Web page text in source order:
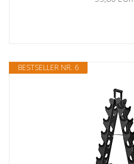
BESTSELLER NR. 6